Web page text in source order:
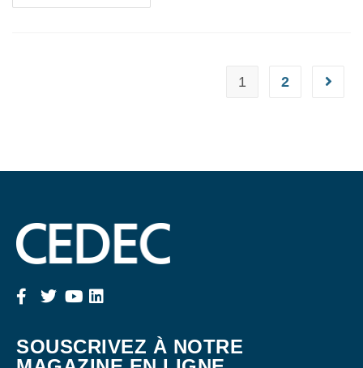
1 2
SOUSCRIVEZ À NOTRE